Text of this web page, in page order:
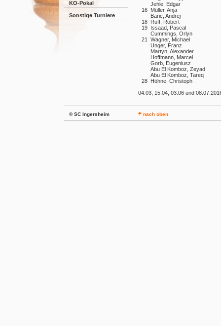
KO-Pokal
Sonstige Turniere
Jehle, Edgar
16 Müller, Anja
Baric, Andrej
18 Ruff, Robert
19 Issaad, Pascal
Cummings, Orlyn
21
Wagner, Michael
Unger, Franz
Martyn, Alexander
Hoffmann, Marcel
Gorb, Eugeniusz
Abu El Komboz, Zeyad
Abu El Komboz, Tareq
28 Höhne, Christoph
04.03, 15.04, 03.06 und
© SC Ingersheim nach oben